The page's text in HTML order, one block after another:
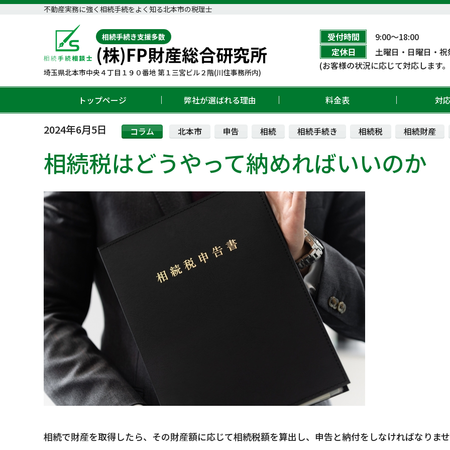
不動産実務に強く相続手続をよく知る北本市の税理士
相続手続き支援多数
(株)FP財産総合研究所
埼玉県北本市中央４丁目１９０番地 第１三宮ビル２階(川住事務所内)
受付時間
9:00〜18:00
定休日
土曜日・日曜日・祝
(お客様の状況に応じて対応します
トップページ 弊社が選ばれる理由 料金表 対
2024年6月5日 コラム 北本市 申告 相続 相続手続き 相続税 相続財産
相続税はどうやって納めればいいのか
相続で財産を取得したら、その財産額に応じて相続税額を算出し、申告と納付をしなければなりま